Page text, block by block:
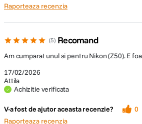
Raporteaza recenzia
5 Recomand
17/02/2026
Attila
Achizitie verificata
Am cumparat unul si pentru Nikon (Z50). E
V-a fost de ajutor aceasta recenzie? 0
Raporteaza recenzia